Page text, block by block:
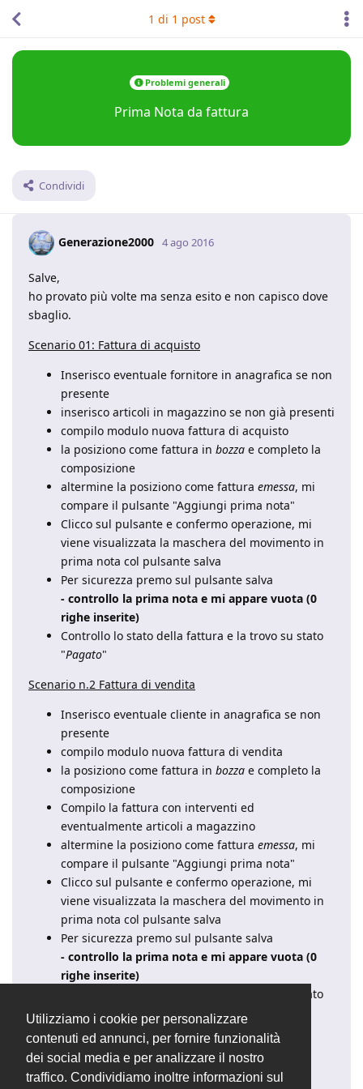
Utilizziamo i cookie per personalizzare
contenuti ed annunci, per fornire funzionalità
dei social media e per analizzare il nostro
traffico. Condividiamo inoltre informazioni sul
Problemi generali
Prima Nota da fattura
Condividi
1 di 1 post
Generazione2000 4 ago 2016
Salve,
ho provato più volte ma senza esito e non capisco dove
sbaglio.
Scenario 01: Fattura di acquisto
Inserisco eventuale fornitore in anagrafica se non
presente
inserisco articoli in magazzino se non già presenti
compilo modulo nuova fattura di acquisto
la posiziono come fattura in bozza e completo la
composizione
altermine la posiziono come fattura emessa, mi
compare il pulsante "Aggiungi prima nota"
Clicco sul pulsante e confermo operazione, mi
viene visualizzata la maschera del movimento in
prima nota col pulsante salva
Per sicurezza premo sul pulsante salva
- controllo la prima nota e mi appare vuota (0
righe inserite)
Controllo lo stato della fattura e la trovo su stato
"Pagato"
Scenario n.2 Fattura di vendita
Inserisco eventuale cliente in anagrafica se non
presente
compilo modulo nuova fattura di vendita
la posiziono come fattura in bozza e completo la
composizione
Compilo la fattura con interventi ed
eventualmente articoli a magazzino
altermine la posiziono come fattura emessa, mi
compare il pulsante "Aggiungi prima nota"
Clicco sul pulsante e confermo operazione, mi
viene visualizzata la maschera del movimento in
prima nota col pulsante salva
Per sicurezza premo sul pulsante salva
- controllo la prima nota e mi appare vuota (0
righe inserite)
Controllo lo stato della fattura e la trovo su stato
"Pagato"
Dove sbaglio?
Saluti